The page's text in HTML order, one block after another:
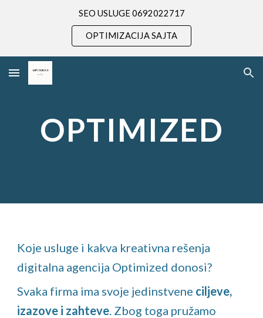
SEO USLUGE 0692022717
OPTIMIZACIJA SAJTA
OPTIMIZED
Koje usluge i kakva kreativna rešenja
digitalna agencija Optimized donosi?
Svaka firma ima svoje jedinstvene ciljeve,
izazove i zahteve . Zbog toga pružamo